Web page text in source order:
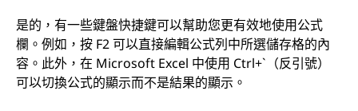
是的，有一些鍵盤快捷鍵可以幫助您更有效地使用公式
欄。例如，按 F2 可以直接編輯公式列中所選儲存格的內
容。此外，在 Microsoft Excel 中使用 Ctrl+`（反引號）
可以切換公式的顯示而不是結果的顯示。